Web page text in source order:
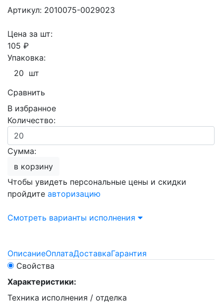
Артикул: 2010075-0029023
Цена за шт:
105 ₽
Упаковка:
20 шт
Сравнить
В избранное
Количество:
Сумма:
в корзину
Чтобы увидеть персональные цены и скидки
пройдите авторизацию
Смотреть варианты исполнения
ОписаниеОплатаДоставкаГарантия
Свойства
Характеристики:
Техника исполнения / отделка